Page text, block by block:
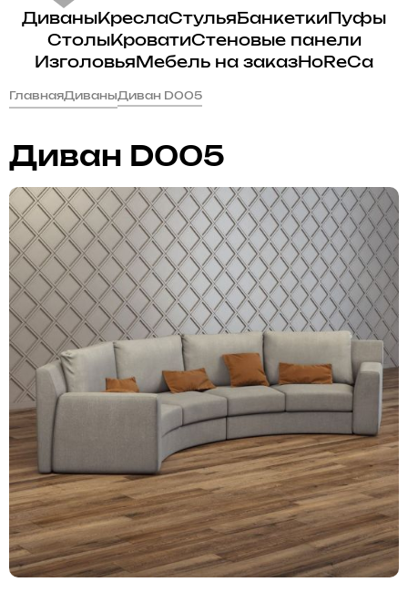
ДиваныКреслаСтульяБанкеткиПуфы
СтолыКроватиСтеновые панели
Изголовья Мебель на заказHoReCa
ГлавнаяДиваныДиван D005
Диван D005